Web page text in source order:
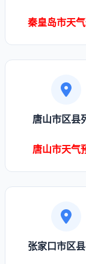
秦皇岛市天
唐山市区县
唐山市天气
张家口市区